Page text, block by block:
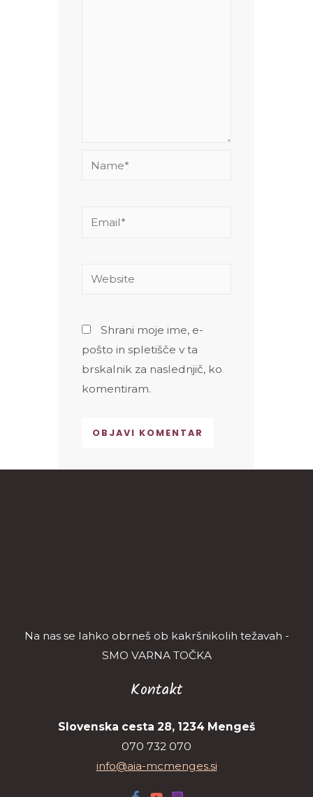
Name*
Email*
Website
Shrani moje ime, e-
pošto in spletišče v ta
brskalnik za naslednjič, ko
komentiram.
Na nas se lahko obrneš ob kakršnikolih težavah -
SMO VARNA TOČKA
Kontakt
Slovenska cesta 28, 1234 Mengeš
070 732 070
info@aia-mcmenges.si